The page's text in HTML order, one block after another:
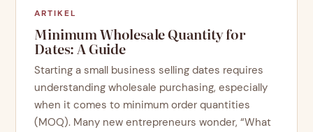
ARTIKEL
Minimum Wholesale Quantity for
Dates: A Guide
Starting a small business selling dates requires
understanding wholesale purchasing, especially
when it comes to minimum order quantities
(MOQ). Many new entrepreneurs wonder, “What